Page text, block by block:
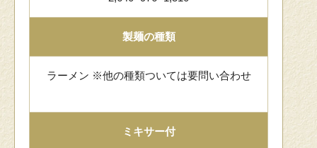
製麺の種類
ラーメン ※他の種類ついては要問い合わせ
ミキサー付